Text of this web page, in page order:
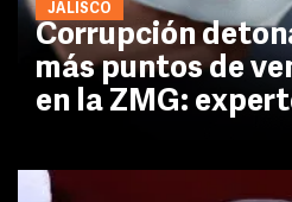
JALISCO
Corrupción
más puntos de
en la ZMG: